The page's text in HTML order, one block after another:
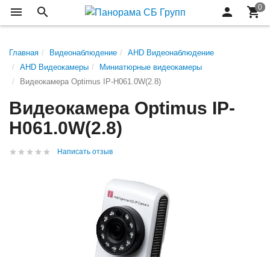
Главная Видеонаблюдение
AHD Видеонаблюдение
AHD Видеокамеры
Миниатюрные видеокамеры
Видеокамера Optimus IP-H061.0W(2.8)
Видеокамера Optimus IP-
H061.0W(2.8)
Написать отзыв